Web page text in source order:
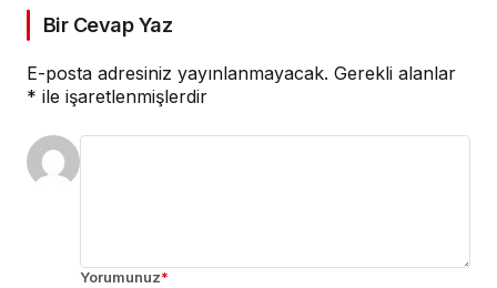
Bir Cevap Yaz
E-posta adresiniz yayınlanmayacak. Gerekli alanlar
* ile işaretlenmişlerdir
Yorumunuz*